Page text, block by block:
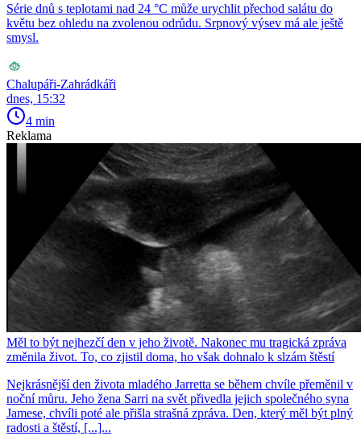
Série dnů s teplotami nad 24 °C může urychlit přechod salátu do
květu bez ohledu na zvolenou odrůdu. Srpnový výsev má ale ještě
smysl.
Chalupáři-Zahrádkáři
dnes, 15:32
4 min
Reklama
Měl to být nejhezčí den v jeho životě. Nakonec mu tragická zpráva
změnila život. To, co zjistil doma, ho však dohnalo k slzám štěstí
Nejkrásnější den života mladého Jarretta se během chvíle přeměnil v
noční můru. Jeho žena Sarri na svět přivedla jejich společného syna
Jamese, chvíli poté ale přišla strašná zpráva. Den, který měl být plný
radosti a štěstí, [...]...